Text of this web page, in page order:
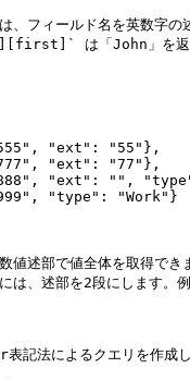
、フィールド名を英数字
は「John」を
の数値述部で値全体を
には、述部を2段にしま
記法によるクエリを作成